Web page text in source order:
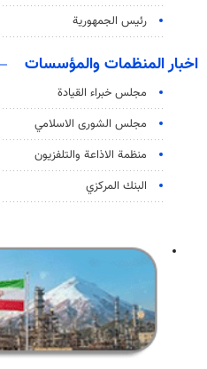
رئيس الجمهورية
اخبار المنظمات والمؤسسات
مجلس خبراء القيادة
مجلس الشورى الاسلامي
منظمة الاذاعة والتلفزیون
البنك المركزي